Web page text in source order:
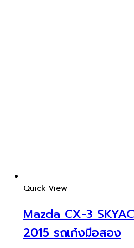
Quick View
Mazda CX-3
2015 รถเก๋งมือสอง